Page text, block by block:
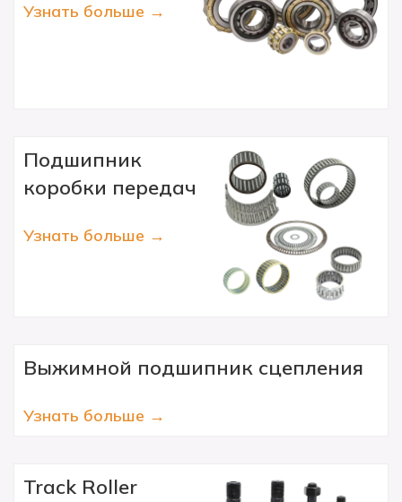
Узнать больше →
Подшипник
коробки передач
Узнать больше →
Выжимной подшипник сцепления
Узнать больше →
Track Roller